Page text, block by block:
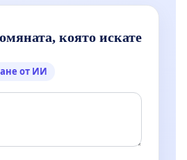
която искате
от ИИ